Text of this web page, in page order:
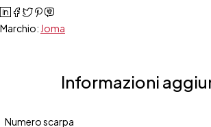
Marchio: Joma
Informazioni
Numero scarpa